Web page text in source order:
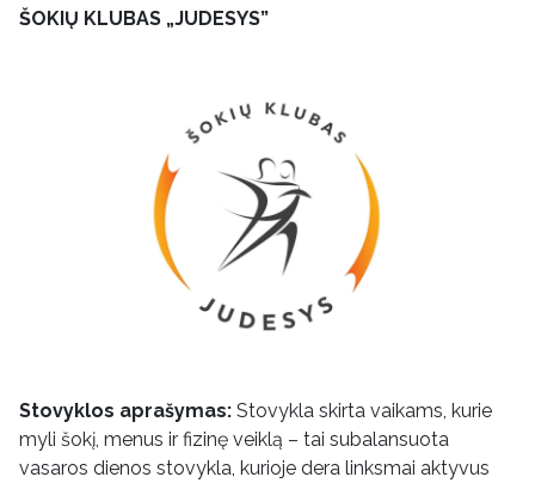
ŠOKIŲ KLUBAS „JUDESYS”
Stovyklos aprašymas: Stovykla skirta vaikams, kurie
myli šokį, menus ir fizinę veiklą – tai subalansuota
vasaros dienos stovykla, kurioje dera linksmai aktyvus